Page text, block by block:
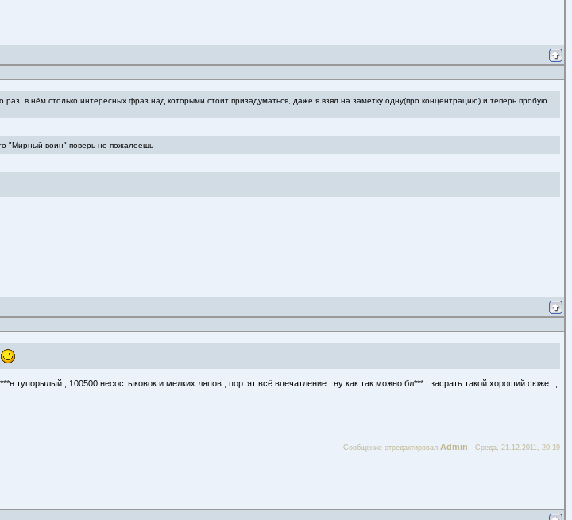
в нём столько интересных фраз над которыми стоит призадуматься, даже я взял на заметку одну(про концентрацию) и теперь пробую
"Мирный воин" поверь не пожалеешь
тупорылый , 100500 несостыковок и мелких ляпов , портят всё впечатление , ну как так можно бл*** , засрать такой хороший сюжет ,
Сообщение отредактировал Admin - Среда, 21.12.2011, 20:19